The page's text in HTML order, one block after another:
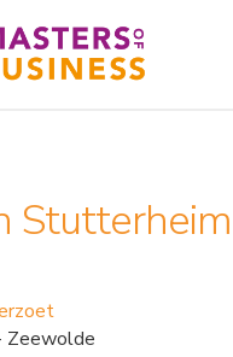
Stutterheim
Zeewolde